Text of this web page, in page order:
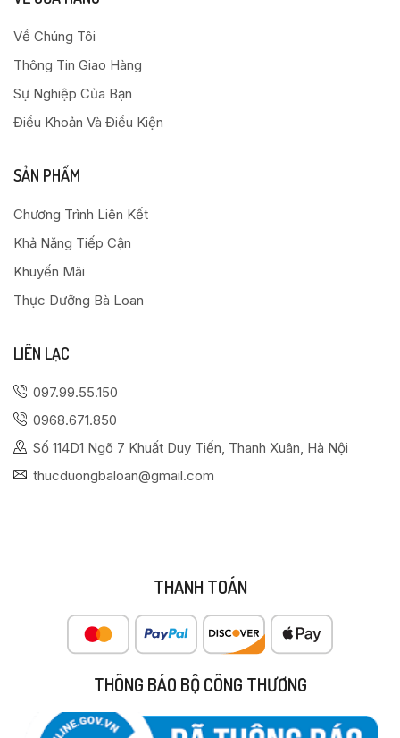
Về Chúng Tôi
Thông Tin Giao Hàng
Sự Nghiệp Của Bạn
Điều Khoản Và Điều Kiện
SẢN PHẨM
Chương Trình Liên Kết
Khả Năng Tiếp Cận
Khuyến Mãi
Thực Dưỡng Bà Loan
LIÊN LẠC
097.99.55.150
0968.671.850
Số 114D1 Ngõ 7 Khuất Duy Tiến, Thanh Xuân, Hà Nội
thucduongbaloan@gmail.com
THANH TOÁN
THÔNG BÁO BỘ CÔNG THƯƠNG